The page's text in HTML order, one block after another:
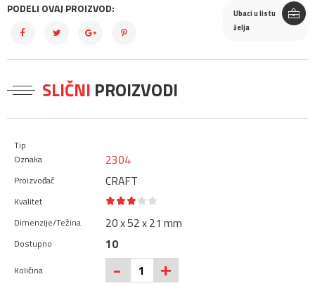
PODELI OVAJ PROIZVOD:
Ubaci u listu
želja
SLIČNI PROIZVODI
2304
CRAFT
20 x 52 x 21 mm
10
- +